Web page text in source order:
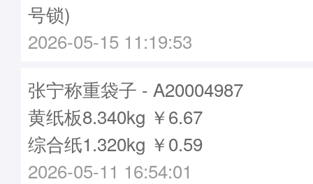
号锁)
2026-05-15 11:19:53
张宁称重袋子 - A20004987
黄纸板8.340kg ￥6.67
综合纸1.320kg ￥0.59
2026-05-11 16:54:01